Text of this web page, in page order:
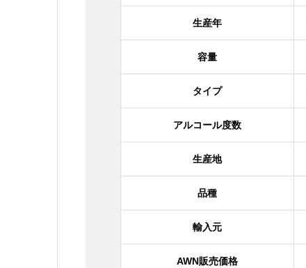
生産年
容量
タイプ
アルコール度数
生産地
品種
輸入元
AWN販売価格